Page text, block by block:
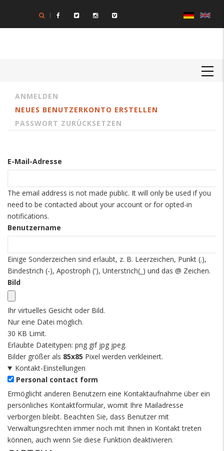
Inhalt
Primary
tabs
ANMELDEN
NEUES BENUTZERKONTO ERSTELLEN
PASSWORT ZURÜCKSETZEN
E-Mail-Adresse
The email address is not made public. It will only be used if you
need to be contacted about your account or for opted-in
notifications.
Benutzername
Einige Sonderzeichen sind erlaubt, z. B. Leerzeichen, Punkt (.),
Bindestrich (-), Apostroph ('), Unterstrich(_) und das @ Zeichen.
Bild
Ihr virtuelles Gesicht oder Bild.
Nur eine Datei möglich.
30 KB Limit.
Erlaubte Dateitypen: png gif jpg jpeg.
Bilder größer als 85x85 Pixel werden verkleinert.
Kontakt-Einstellungen
Personal contact form
Ermöglicht anderen Benutzern eine Kontaktaufnahme über ein
persönliches Kontaktformular, womit Ihre Mailadresse
verborgen bleibt. Beachten Sie, dass Benutzer mit
Verwaltungsrechten immer noch mit Ihnen in Kontakt treten
können, auch wenn Sie diese Funktion deaktivieren.